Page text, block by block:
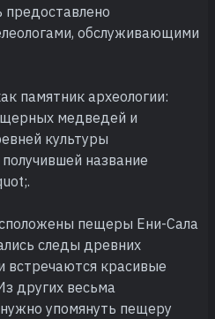
обслуживающими
памятник археологии:
медведей и
культуры
название
пещеры Ени-Сала
следы древних
встречаются красивые
других весьма
упомянуть пещеру